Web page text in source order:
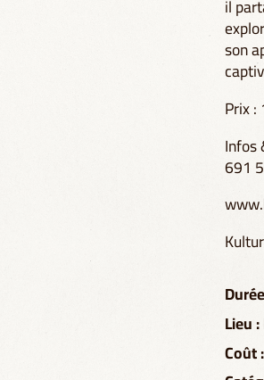
il
son
Prix
Infos
691
Lieu :
Coût :